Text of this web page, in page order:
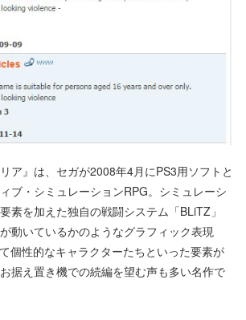
ア』は、セガが2008年4月にPS3用ソフトと
ブ・シミュレーションRPG。シミュレーシ
素を加えた独自の戦闘システム「BLiTZ」
動いているかのようなグラフィック表現
て個性的なキャラクターたちといった要素が
据え置き機での続編を望む声も多い名作で